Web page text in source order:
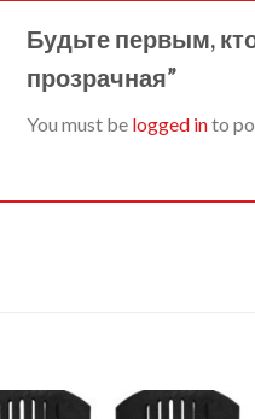
Будьте первым,
прозрачная”
You must be logged into